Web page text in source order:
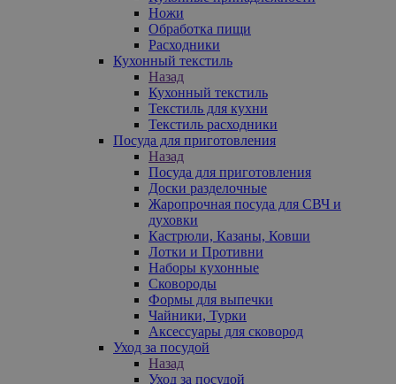
Ножи
Обработка пищи
Расходники
Кухонный текстиль
Назад
Кухонный текстиль
Текстиль для кухни
Текстиль расходники
Посуда для приготовления
Назад
Посуда для приготовления
Доски разделочные
Жаропрочная посуда для СВЧ и
духовки
Кастрюли, Казаны, Ковши
Лотки и Противни
Наборы кухонные
Сковороды
Формы для выпечки
Чайники, Турки
Аксессуары для сковород
Уход за посудой
Назад
Уход за посудой